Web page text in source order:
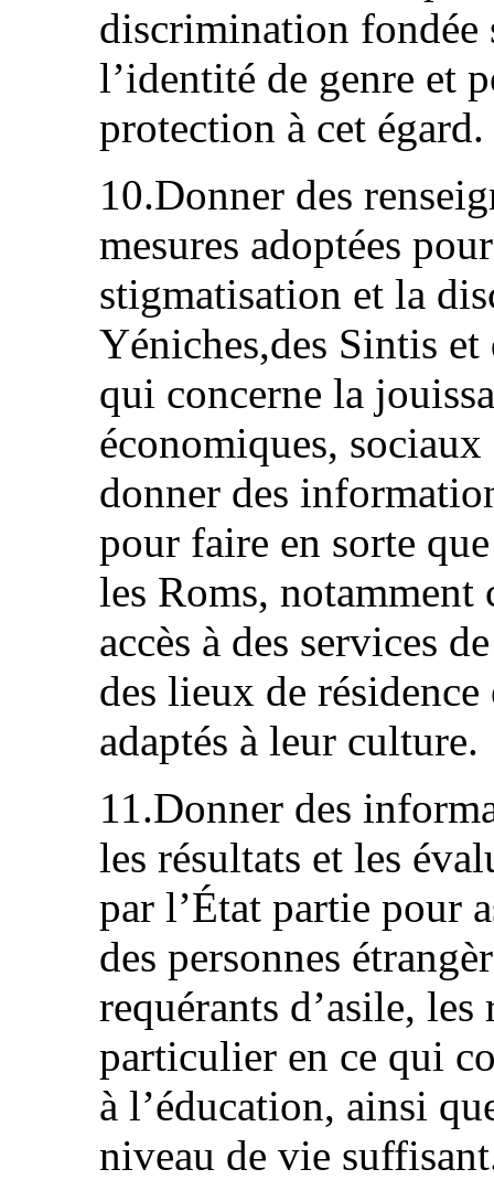
discrimination fondée
l’identité de genre et
protection à cet égard.
10.Donner des
mesures adoptées
stigmatisation et la
Yéniches,des Sintis et
qui concerne la
économiques,
donner des
pour faire en sorte
les Roms,
accès à des services
des lieux de
adaptés à leur culture.
11.Donner des
les résultats et les
par l’État partie pour
des personnes
requérants d’asile,
particulier en ce qui
à l’éducation, ainsi
niveau de vie